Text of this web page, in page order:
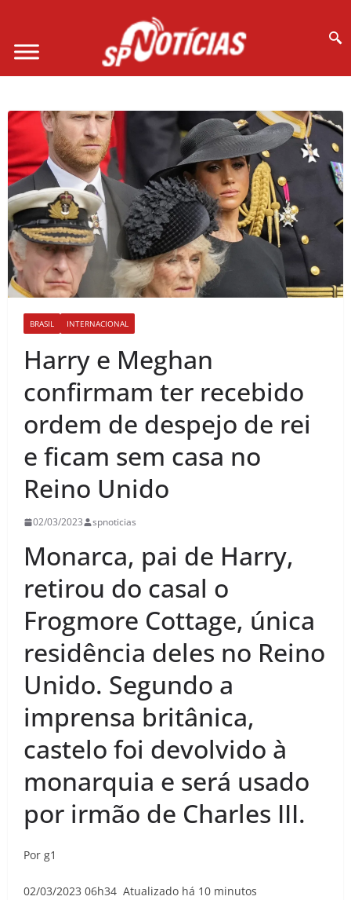
BRASIL INTERNACIONAL
Harry e Meghan
confirmam ter recebido
ordem de despejo de rei
e ficam sem casa no
Reino Unido
02/03/2023 spnoticias
Monarca, pai de Harry,
retirou do casal o
Frogmore Cottage, única
residência deles no Reino
Unido. Segundo a
imprensa britânica,
castelo foi devolvido à
monarquia e será usado
por irmão de Charles III.
Por g1
02/03/2023 06h34 Atualizado há 10 minutos